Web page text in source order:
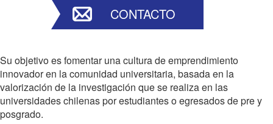
CONTACTO
Su objetivo es fomentar una cultura de emprendimiento
innovador en la comunidad universitaria, basada en la
valorización de la investigación que se realiza en las
universidades chilenas por estudiantes o egresados de pre y
posgrado.